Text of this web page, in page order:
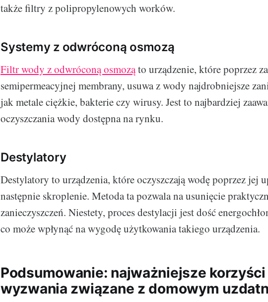
także filtry z polipropylenowych worków.
Systemy z odwróconą osmozą
Filtr wody z odwróconą osmoząto urządzenie, które poprzez
semipermeacyjnej membrany, usuwa z wody najdrobniejsze
jak metale ciężkie, bakterie czy wirusy. Jest to najbardziej
oczyszczania wody dostępna na rynku.
Destylatory
Destylatory to urządzenia, które oczyszczają wodę poprzez jej
następnie skroplenie. Metoda ta pozwala na usunięcie
zanieczyszczeń. Niestety, proces destylacji jest dość
co może wpłynąć na wygodę użytkowania takiego urządzenia.
Podsumowanie: najważniejsze
wyzwania związane z domowym